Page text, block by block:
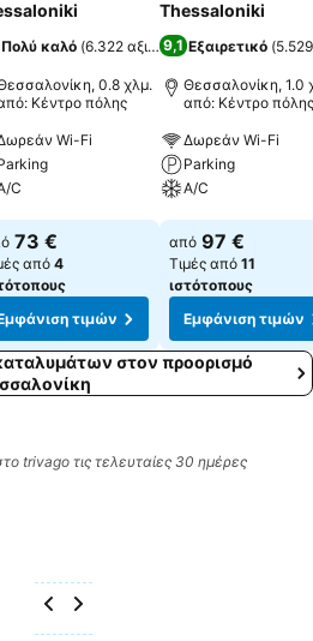
Πολύ καλό (6.322 αξιολογήσεις)
0.8 χλμ.
Κέντρο πόλης
Wi-Fi
C
τιμών
73 €
από 4
τιμών
Thessaloniki
9,1 Εξαιρετικό (
Θεσσαλονίκη, 1.0
από: Κέντρο πόλης
Δωρεάν Wi-Fi
Parking
A/C
Εμφάνιση τιμών
από 97 €
Τιμές από 11
ιστότοπους
Εμφάνιση τιμών
στον προορισμό
trivago τις τελευταίες 30 ημέρες